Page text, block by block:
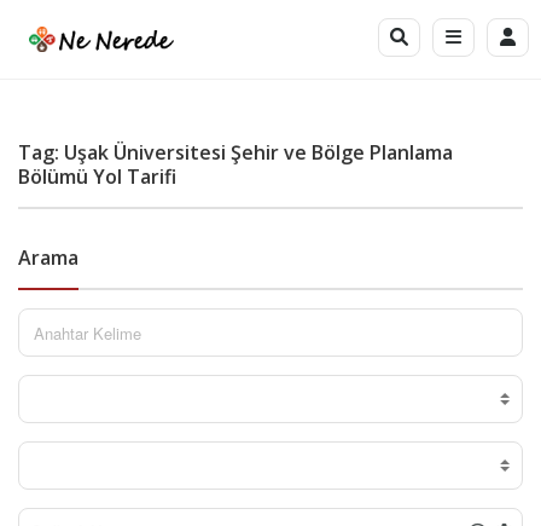
Tag: Uşak Üniversitesi Şehir ve Bölge Planlama
Bölümü Yol Tarifi
Arama